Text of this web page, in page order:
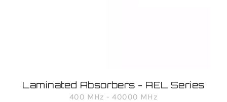
Laminated Absorbers - AEL Series
400 MHz - 40000 MHz